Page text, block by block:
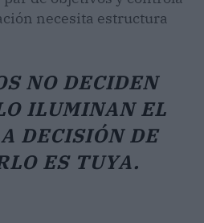
necesita estructura
NO DECIDEN
ILUMINAN EL
DECISIÓN DE
ES TUYA.